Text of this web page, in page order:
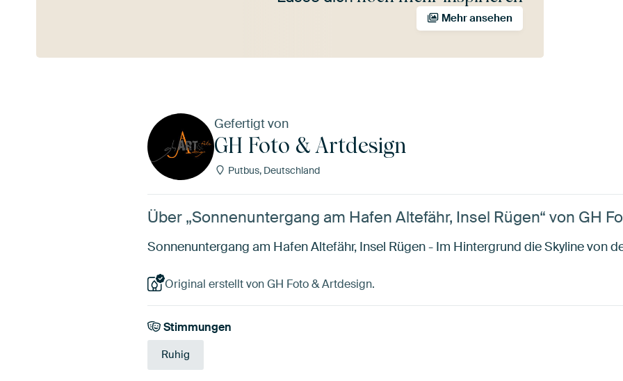
Mehr ansehen
Gefertigt von
GH Foto & Artdesign
Putbus, Deutschland
Über „Sonnenuntergang am Hafen Altefähr, Insel Rügen“ von GH
Sonnenuntergang am Hafen Altefähr, Insel Rügen - Im Hintergrund die Skyline von
Original erstellt von GH Foto & Artdesign.
Stimmungen
Ruhig